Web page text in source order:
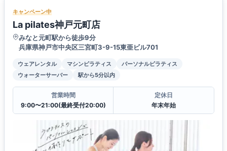
キャンペーン中
La pilates神戸元町店
みなと元町駅から徒歩9分
兵庫県神戸市中央区三宮町3-9-15東亜ビル701
ウェアレンタル マシンピラティス
パーソナルピラティス
ウォーターサーバー
駅から5分以内
営業時間
9:00〜21:00(最終受付20:00)
定休日
年末年始